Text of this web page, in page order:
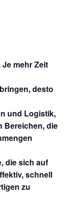
mehr Zeit
desto
und Logistik,
Bereichen, die
die sich auf
schnell
zu